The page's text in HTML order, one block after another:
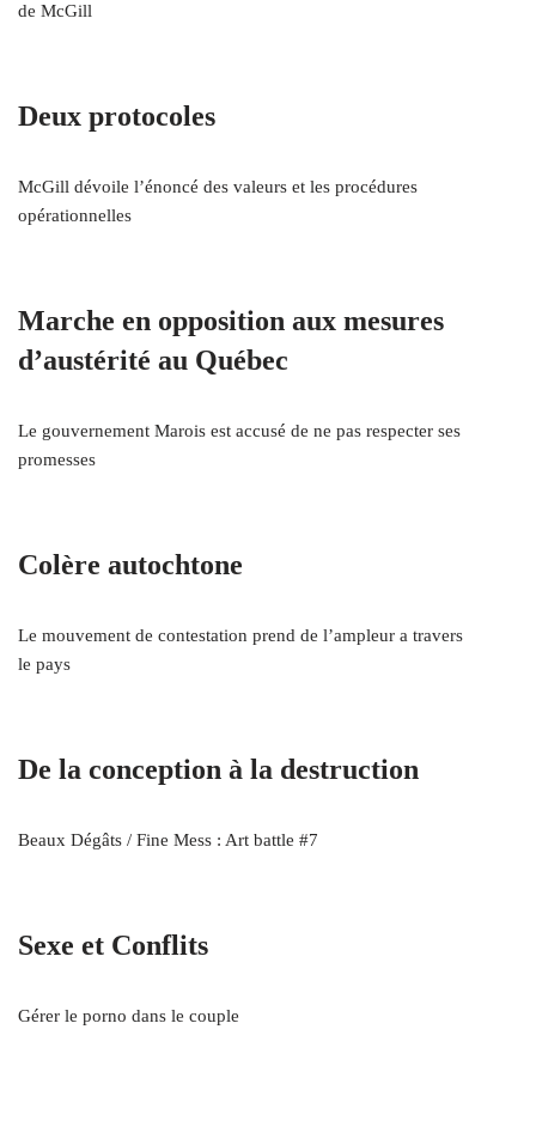
de McGill
Deux protocoles
McGill dévoile l’énoncé des valeurs et les procédures
opérationnelles
Marche en opposition aux mesures
d’austérité au Québec
Le gouvernement Marois est accusé de ne pas respecter ses
promesses
Colère autochtone
Le mouvement de contestation prend de l’ampleur a travers
le pays
De la conception à la destruction
Beaux Dégâts / Fine Mess : Art battle #7
Sexe et Conflits
Gérer le porno dans le couple